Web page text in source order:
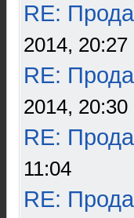
RE:
2014, 20:27
RE:
2014, 20:30
RE:
11:04
RE: